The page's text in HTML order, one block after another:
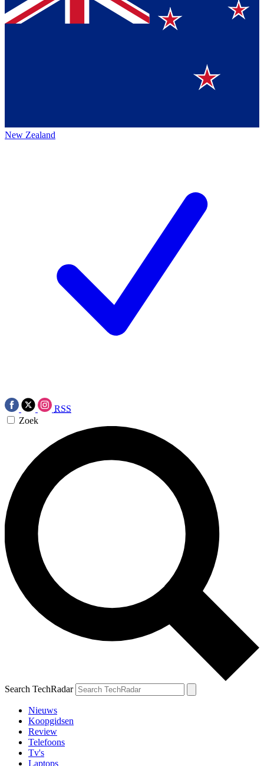
New Zealand
RSS
Zoek
Search TechRadar
Nieuws
Koopgidsen
Review
Telefoons
Tv's
Laptops